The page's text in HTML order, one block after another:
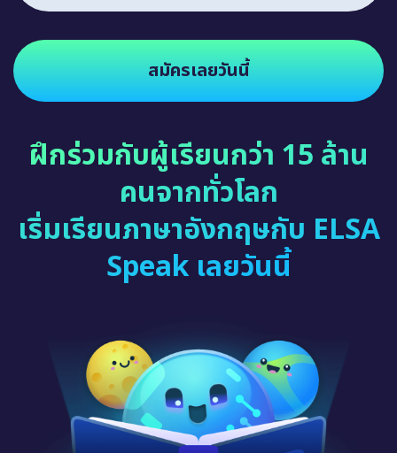
สมัครเลยวันนี้
ฝึกร่วมกับผู้เรียนกว่า 15 ล้าน
คนจากทั่วโลก
เริ่มเรียนภาษาอังกฤษกับ ELSA
Speak เลยวันนี้